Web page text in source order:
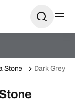
Stone Dark Grey